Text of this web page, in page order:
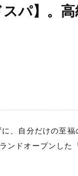
パ】。
、自分だけの至
ンドオープンした